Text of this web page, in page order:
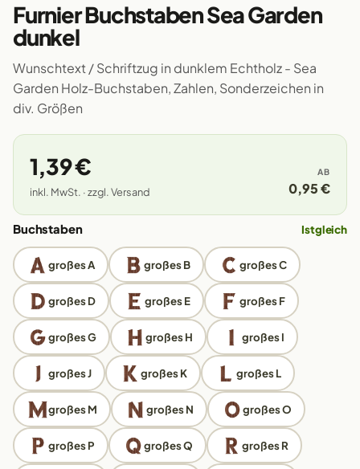
Furnier Buchstaben Sea Garden
dunkel
Wunschtext / Schriftzug in dunklem Echtholz - Sea
Garden Holz-Buchstaben, Zahlen, Sonderzeichen in
div. Größen
1,39 €
inkl. MwSt. · zzgl. Versand
AB
0,95 €
Buchstaben Istgleich
großes A großes B großes C
großes D großes E großes F
großes G großes H großes I
großes J großes K großes L
großes M großes N großes O
großes P großes Q großes R